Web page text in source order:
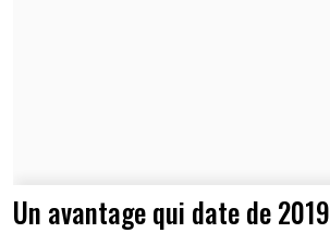
Un avantage qui date de 2019